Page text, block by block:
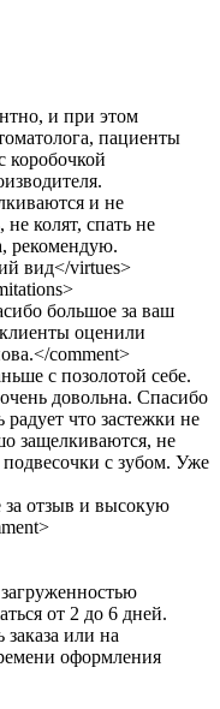
и при этом
пациенты
коробочкой
и не
колят, спать не
рекомендую.
вид</virtues>
большое за ваш
оценили
comment>
с позолотой себе.
довольна. Спасибо
что застежки не
защелкиваются, не
с зубом. Уже
за отзыв и высокую
от 2 до 6 дней.
заказа или на
оформления